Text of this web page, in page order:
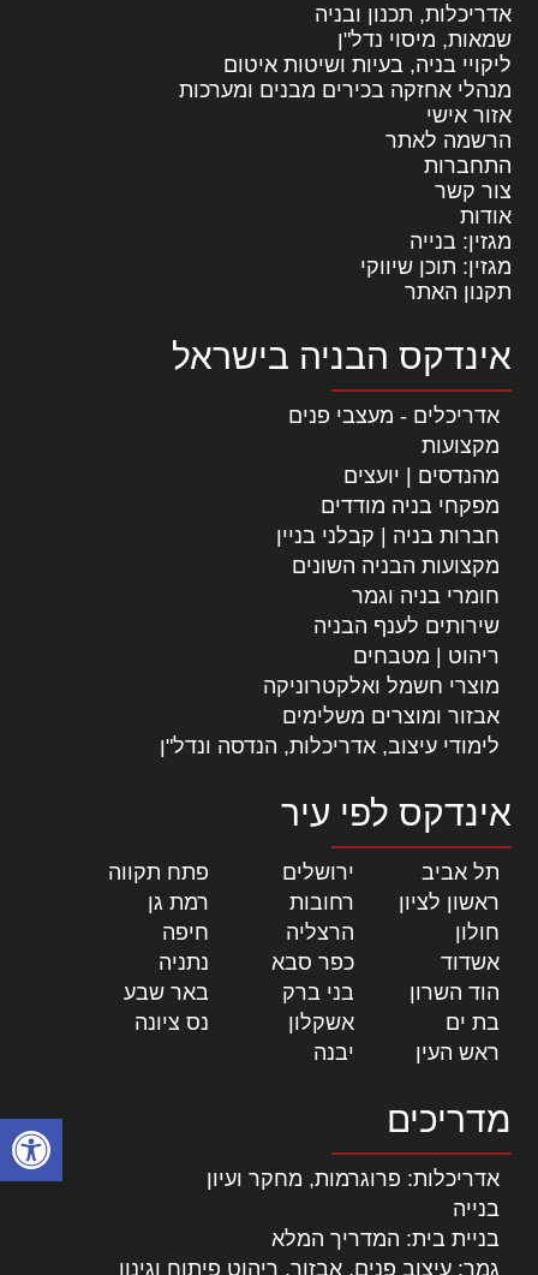
פתח
אדריכלות, תכנון ובניה
שמאות, מיסוי נדל"ן
ליקויי בניה, בעיות ושיטות איטום
מנהלי אחזקה בכירים מבנים ומערכות
אזור אישי
הרשמה לאתר
התחברות
צור קשר
אודות
מגזין: בנייה
מגזין: תוכן שיווקי
תקנון האתר
אינדקס הבניה בישראל
אדריכלים - מעצבי פנים
מקצועות
מהנדסים | יועצים
מפקחי בניה מודדים
חברות בניה | קבלני בניין
מקצועות הבניה השונים
חומרי בניה וגמר
שירותים לענף הבניה
ריהוט | מטבחים
מוצרי חשמל ואלקטרוניקה
אבזור ומוצרים משלימים
לימודי עיצוב, אדריכלות, הנדסה ונדל"ן
אינדקס לפי עיר
תל אביב ירושלים פתח תקווה
ראשון לציון
רחובות רמת גן
חולון
הרצליה חיפה
אשדוד
כפר סבא נתניה
הוד השרון
בני ברק באר שבע
בת ים
אשקלון נס ציונה
ראש העין
יבנה
מדריכים
אדריכלות: פרוגרמות, מחקר ועיון
בנייה
בניית בית: המדריך המלא
גמר: עיצוב פנים, אבזור, ריהוט פיתוח וגינון